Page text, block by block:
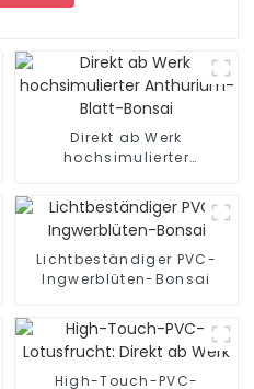
Direkt ab Werk
hochsimulierter
Lichtbeständiger PVC-
Ingwerblüten-Bonsai
High-Touch-PVC-